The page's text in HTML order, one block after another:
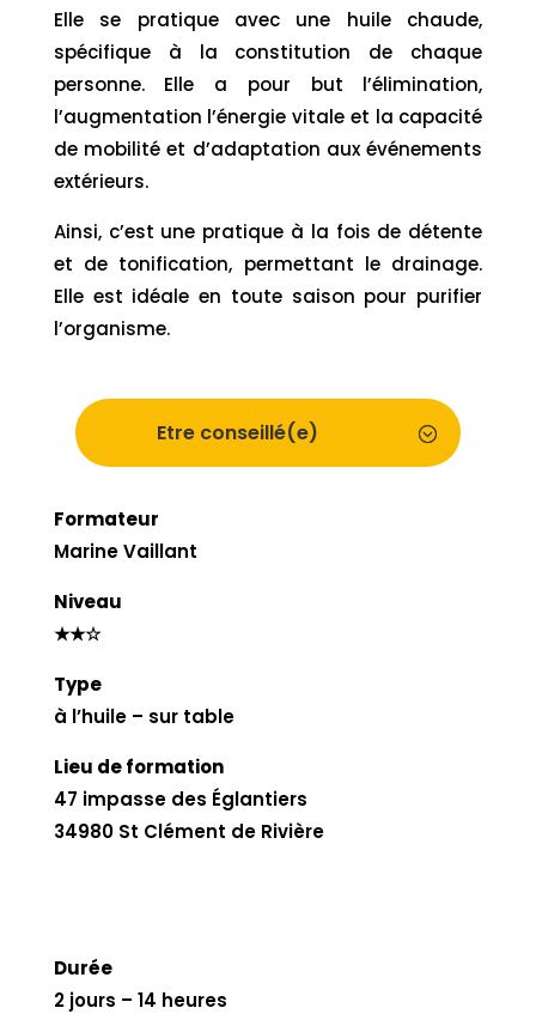
Elle se pratique avec une huile chaude,
spécifique à la constitution de chaque
personne. Elle a pour but l’élimination,
l’augmentation l’énergie vitale et la capacité
de mobilité et d’adaptation aux événements
extérieurs.
Ainsi, c’est une pratique à la fois de détente
et de tonification, permettant le drainage.
Elle est idéale en toute saison pour purifier
l’organisme.
Etre conseillé(e)
Formateur
Marine Vaillant
Niveau
★★☆
Type
à l’huile – sur table
Lieu de formation
47 impasse des Églantiers
34980 St Clément de Rivière
Durée
2 jours – 14 heures